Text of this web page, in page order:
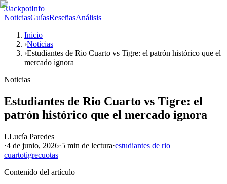
JJackpotInfo
NoticiasGuíasReseñasAnálisis
Inicio
›Noticias
›Estudiantes de Rio Cuarto vs Tigre: el patrón histórico que el
mercado ignora
Noticias
Estudiantes de Rio Cuarto vs Tigre: el
patrón histórico que el mercado ignora
LLucía Paredes
·4 de junio, 2026·5 min de lectura·estudiantes de rio
cuartotigrecuotas
Contenido del artículo